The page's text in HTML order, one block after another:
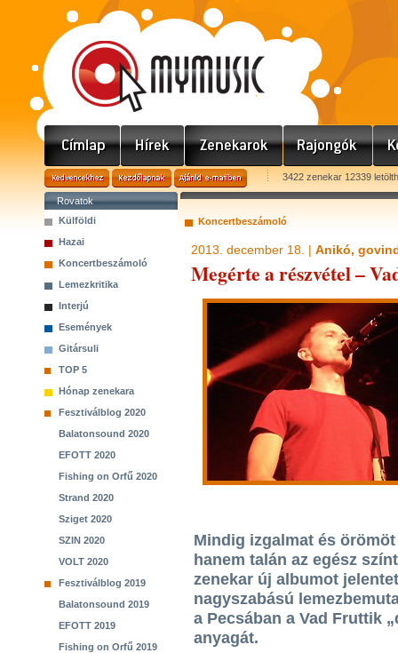
3422 zenekar 12339
Rovatok
Külföldi
Hazai
Koncertbeszámoló
Lemezkritika
Interjú
Események
Gitársuli
TOP 5
Hónap zenekara
Fesztiválblog 2020
Balatonsound 2020
EFOTT 2020
Fishing on Orfű 2020
Strand 2020
Sziget 2020
SZIN 2020
VOLT 2020
Fesztiválblog 2019
Balatonsound 2019
EFOTT 2019
Fishing on Orfű 2019
Koncertbeszámoló
2013. december 18. | Anikó,
Megérte a részvétel –
Mindig izgalmat és
hanem talán az egész
zenekar új albumot
nagyszabású
a Pecsában a Vad Fruttik
anyagát.